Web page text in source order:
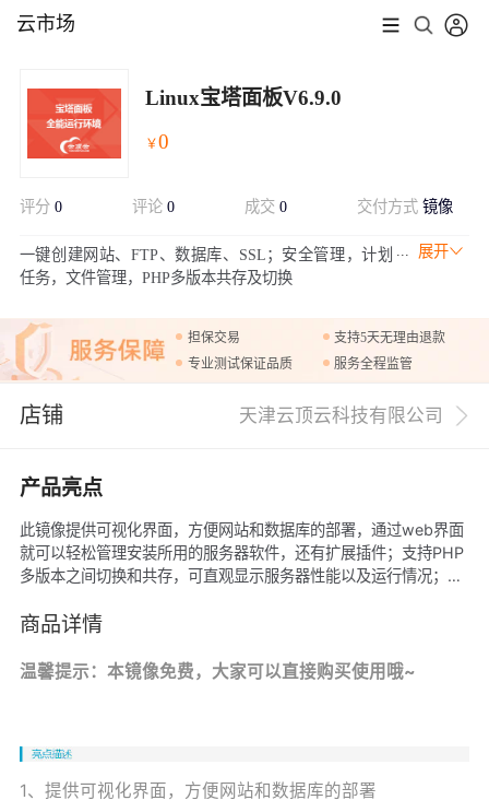
云市场
Linux宝塔面板V6.9.0
￥0
评分 0 评论 0 成交 0 交付方式镜像
展开
一键创建网站、FTP、数据库、SSL；安全管理，计划
任务，文件管理，PHP多版本共存及切换
担保交易
支持5天无理由退款
专业测试保证品质
服务全程监管
店铺 天津云顶云科技有限公司
产品亮点
此镜像提供可视化界面，方便网站和数据库的部署，通过web界面
就可以轻松管理安装所用的服务器软件，还有扩展插件；支持PHP
多版本之间切换和共存，可直观显示服务器性能以及运行情况；方
查看，更多的一键整合，力求给用户更好的操作体验。
商品详情
温馨提示：本镜像免费，大家可以直接购买使用哦~
1、提供可视化界面，方便网站和数据库的部署